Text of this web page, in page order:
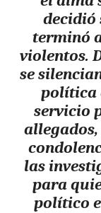
decidió
terminó
violentos.
se
política
servicio
las
para
político